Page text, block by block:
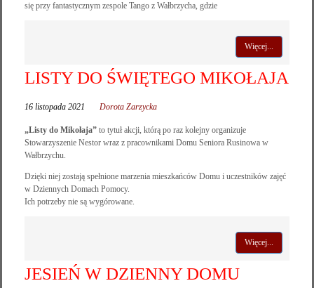
się przy fantastycznym zespole Tango z Wałbrzycha, gdzie
Więcej...
LISTY DO ŚWIĘTEGO MIKOŁAJA
16 listopada 2021 Dorota Zarzycka
„Listy do Mikołaja” to tytuł akcji, którą po raz kolejny organizuje
Stowarzyszenie Nestor wraz z pracownikami Domu Seniora Rusinowa w
Wałbrzychu.
Dzięki niej zostają spełnione marzenia mieszkańców Domu i uczestników zajęć
w Dziennych Domach Pomocy.
Ich potrzeby nie są wygórowane.
Więcej...
JESIEŃ W DZIENNY DOMU